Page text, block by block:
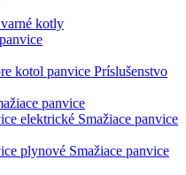
kotly
Príslušenstvo
panvice
Smažiace panvice
Smažiace panvice